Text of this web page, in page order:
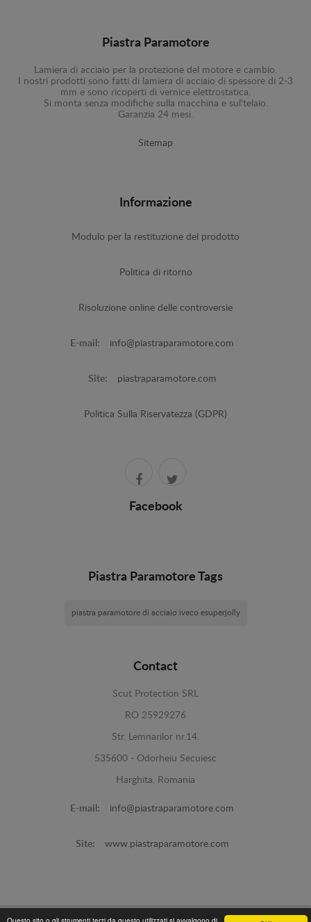
Piastra Paramotore
Lamiera di acciaio per la protezione del motore e cambio.
I nostri prodotti sono fatti di lamiera di acciaio di spessore di 2-3
mm e sono ricoperti di vernice elettrostatica.
Si monta senza modifiche sulla macchina e sul'telaio.
Garanzia 24 mesi.
Sitemap
Informazione
Modulo per la restituzione del prodotto
Politica di ritorno
Risoluzione online delle controversie
E-mail: info@piastraparamotore.com
Site: piastraparamotore.com
Politica Sulla Riservatezza (GDPR)
Facebook
Piastra Paramotore Tags
piastra paramotore di acciaio iveco esuperjolly
Contact
Scut Protection SRL
RO 25929276
Str. Lemnarilor nr.14.
535600 - Odorheiu Secuiesc
Harghita, Romania
E-mail: info@piastraparamotore.com
Site: www.piastraparamotore.com